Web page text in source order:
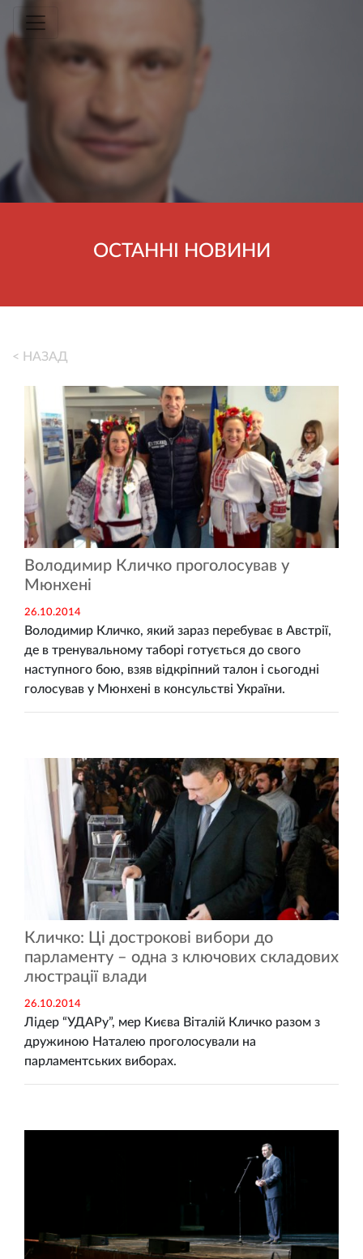
Toggle navigation
ОСТАННІ НОВИНИ
< НАЗАД
Володимир Кличко проголосував у
Мюнхені
26.10.2014
Володимир Кличко, який зараз перебуває в Австрії,
де в тренувальному таборі готується до свого
наступного бою, взяв відкріпний талон і сьогодні
голосував у Мюнхені в консульстві України.
Кличко: Ці дострокові вибори до
парламенту – одна з ключових складових
люстрації влади
26.10.2014
Лідер “УДАРу”, мер Києва Віталій Кличко разом з
дружиною Наталею проголосували на
парламентських виборах.